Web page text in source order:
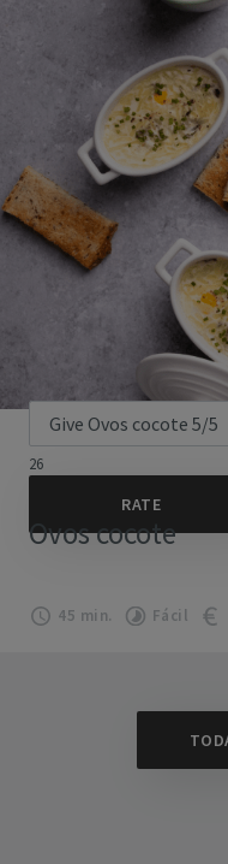
26
Ovos cocote
45 min. Fácil